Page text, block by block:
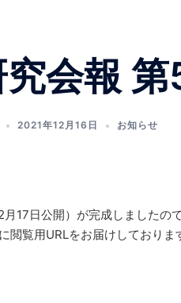
会報
2021年12月16日 お知らせ
17日公開）が完成しました
閲覧用URLをお届けしておりま